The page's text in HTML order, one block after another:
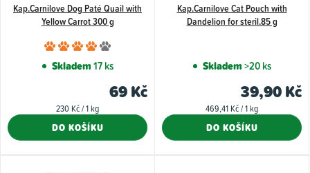
u
Kap.Carnilove Dog Paté Quail with
Yellow Carrot 300 g
Průměrné
hodnocení
je
4,0
Skladem17 ks
69 Kč
Měrná
230 Kč / 1 kg
DO KOŠÍKU
Kap.Carnilove Cat Pouch with
Dandelion for steril.85 g
Skladem>20 ks
39,90 Kč
Měrná
469,41 Kč / 1 kg
DO KOŠÍKU